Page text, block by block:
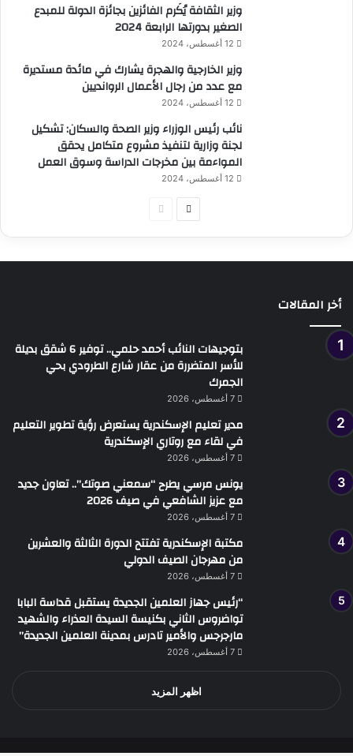
وزير الثقافة يُكَرم الفائزين بجائزة الدولة للمبدع
الصغير بدورتها الرابعة 2024
12 أغسطس، 2024
وزير الخارجية والهجرة يشارك في مائدة مستديرة
مع عدد من رجال الأعمال الروانديين
12 أغسطس، 2024
نائب رئيس الوزراء وزير الصحة والسكان: تشكيل
لجنة وزارية لتنفيذ مشروع متكامل يحقق
المواءمة بين مخرجات الدراسة وسوق العمل
12 أغسطس، 2024
الصفحة
أخر المقالات
بتوجيهات النائب أحمد حلمي.. توفير 6 شقق بديلة
للأسر المتضررة من عقار شارع الطرودي بحي
الجمرك
7 أغسطس، 2026
مدير تعليم الإسكندرية يستعرض رؤية تطوير التعليم
في لقاء مع روتاري الإسكندرية
7 أغسطس، 2026
يونس مرسي يطرح “سمعني صوتك”.. تعاون جديد
مع عزيز الشافعي في صيف 2026
7 أغسطس، 2026
مكتبة الإسكندرية تفتتح الدورة الثالثة والعشرين
من مهرجان الصيف الدولي
7 أغسطس، 2026
“رئيس جهاز العلمين الجديدة يستقبل قداسة البابا
تواضروس الثاني بكنيسة السيدة العذراء والشهيد
مارجرجس والأمير تادرس بمدينة العلمين الجديدة”
7 أغسطس، 2026
اظهر المزيد